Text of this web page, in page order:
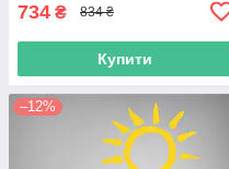
734 ₴ 834 ₴
Купити
–12%